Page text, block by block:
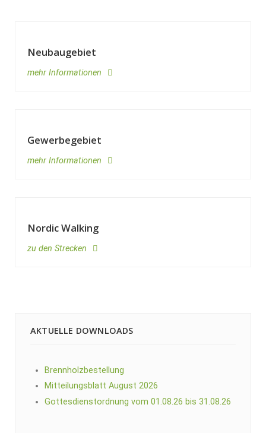
Neubaugebiet
mehr Informationen
Gewerbegebiet
mehr Informationen
Nordic Walking
zu den Strecken
AKTUELLE DOWNLOADS
Brennholzbestellung
Mitteilungsblatt August 2026
Gottesdienstordnung vom 01.08.26 bis 31.08.26